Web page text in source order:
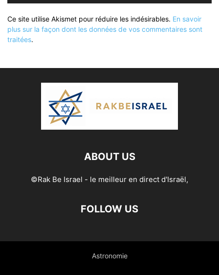
Ce site utilise Akismet pour réduire les indésirables. En savoir
plus sur la façon dont les données de vos commentaires sont
traitées.
ABOUT US
©Rak Be Israel - le meilleur en direct d'Israël,
FOLLOW US
Astronomie